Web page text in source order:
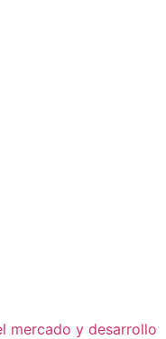
mercado y desarrollo